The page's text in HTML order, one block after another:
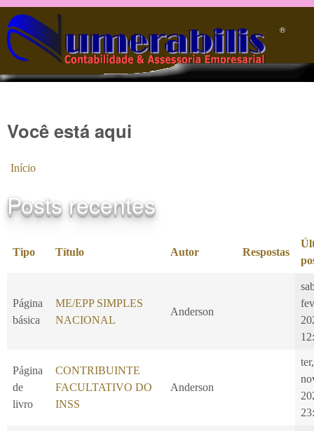
Pular para o conteúdo principal
®️
Você está aqui
Início
Posts recentes
Tipo Título Autor Respostas
Página
básica
ME/EPP SIMPLES
NACIONAL
Anderson
fev
Página
de
livro
CONTRIBUINTE
FACULTATIVO DO
INSS
Anderson